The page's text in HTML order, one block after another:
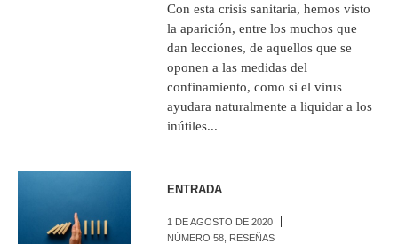
Con esta crisis sanitaria, hemos visto
la aparición, entre los muchos que
dan lecciones, de aquellos que se
oponen a las medidas del
confinamiento, como si el virus
ayudara naturalmente a liquidar a los
inútiles...
ENTRADA
1 DE AGOSTO DE 2020
NÚMERO 58 RESEÑAS